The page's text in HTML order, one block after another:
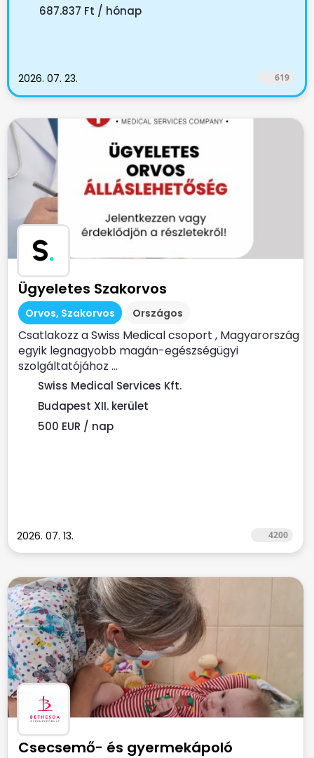
687.837 Ft / hónap
2026. 07. 23. 619
S.
Ügyeletes Szakorvos
Orvos, Szakorvos Országos
Csatlakozz a Swiss Medical csoport , Magyarország
egyik legnagyobb magán-egészségügyi
szolgáltatójához ...
Swiss Medical Services Kft.
Budapest XII. kerület
500 EUR / nap
2026. 07. 13. 4200
Csecsemő- és gyermekápoló